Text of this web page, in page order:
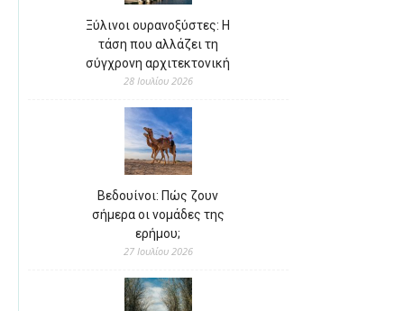
Ξύλινοι ουρανοξύστες: Η
τάση που αλλάζει τη
σύγχρονη αρχιτεκτονική
28 Ιουλίου 2026
Βεδουίνοι: Πώς ζουν
σήμερα οι νομάδες της
ερήμου;
27 Ιουλίου 2026